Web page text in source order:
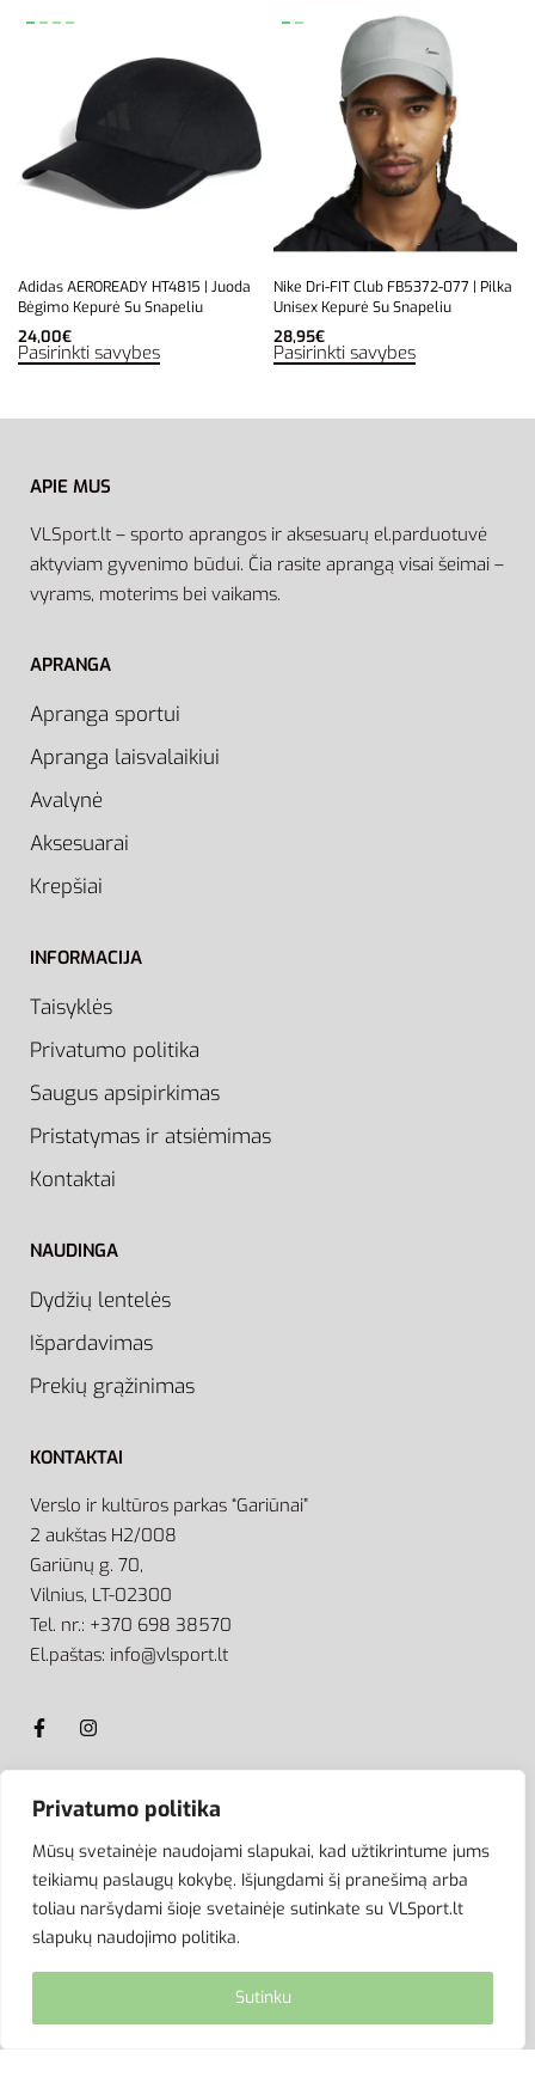
Privatumo politika
Mūsų svetainėje naudojami slapukai, kad užtikrintume jums
teikiamų paslaugų kokybę. Išjungdami šį pranešimą arba
toliau naršydami šioje svetainėje sutinkate su VLSport.lt
slapukų naudojimo politika.
Sutinku
Adidas AEROREADY HT4815 | Juoda
Bėgimo Kepurė Su Snapeliu
24,00€
Pasirinkti savybes
Nike Dri-FIT Club FB5372-077 | Pilka
Unisex Kepurė Su Snapeliu
28,95€
Pasirinkti savybes
APIE MUS
VLSport.lt – sporto aprangos ir aksesuarų el.parduotuvė
aktyviam gyvenimo būdui. Čia rasite aprangą visai šeimai –
vyrams, moterims bei vaikams.
APRANGA
Apranga sportui
Apranga laisvalaikiui
Avalynė
Aksesuarai
Krepšiai
INFORMACIJA
Taisyklės
Privatumo politika
Saugus apsipirkimas
Pristatymas ir atsiėmimas
Kontaktai
NAUDINGA
Dydžių lentelės
Išpardavimas
Prekių grąžinimas
KONTAKTAI
Verslo ir kultūros parkas “Gariūnai”
2 aukštas H2/008
Gariūnų g. 70,
Vilnius, LT-02300
Tel. nr.: +370 698 38570
El.paštas: info@vlsport.lt
ATSISKAITYMAS